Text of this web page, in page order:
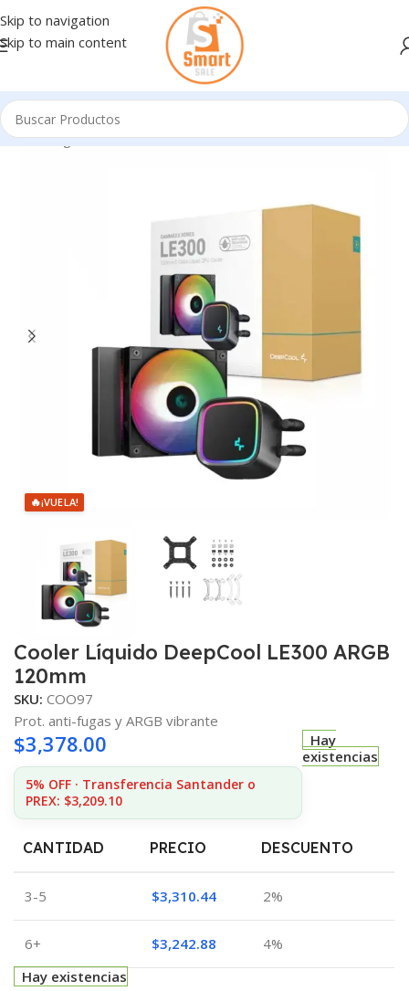
Skip to navigation
Skip to main content
Inicio/Ingresando
🔥¡VUELA!
Cooler Líquido DeepCool LE300 ARGB
120mm
SKU: COO97
Prot. anti-fugas y ARGB vibrante
$3,378.00
5% OFF · Transferencia Santander o
PREX: $3,209.10
Hay
existencias
CANTIDAD PRECIO DESCUENTO
3-5 $3,310.44 2%
6+ $3,242.88
4%
Hay existencias